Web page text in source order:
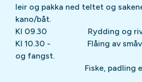
leir og pakka ned teltet og
kano/båt.
Kl 09.30 Rydding og
Kl 10.30 - Flåing av
og fangst.
Fiske, padling